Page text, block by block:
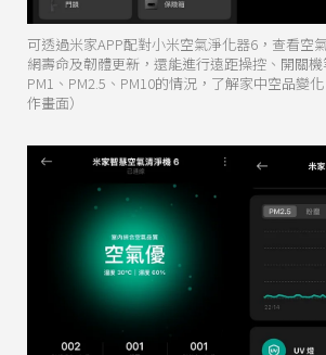
可透過米家APP配對小米空氣淨化器6，查看空
網壽命及韌體更新，還能進行遠距操控、開關
PM1、PM2.5、PM10的情況，了解家中空品變
作畫面）